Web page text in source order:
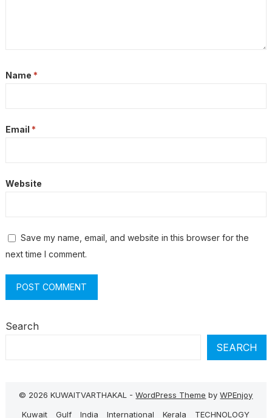
Name *
Email *
Website
Save my name, email, and website in this browser for the
next time I comment.
Search
SEARCH
© 2026 KUWAITVARTHAKAL -WordPress Theme byWPEnjoy
Kuwait
Gulf India International Kerala TECHNOLOGY